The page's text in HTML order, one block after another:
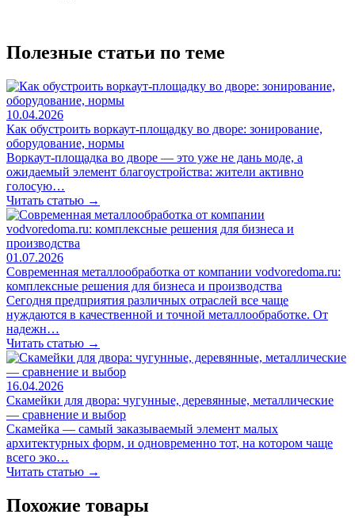
Полезные статьи по теме
10.04.2026
Как обустроить воркаут-площадку во дворе: зонирование,
оборудование, нормы
Воркаут-площадка во дворе — это уже не дань моде, а
ожидаемый элемент благоустройства: жители активно
голосую…
Читать статью →
01.07.2026
Современная металлообработка от компании vodvoredoma.ru:
комплексные решения для бизнеса и производства
Сегодня предприятия различных отраслей все чаще
нуждаются в качественной и точной металлообработке. От
надежн…
Читать статью →
16.04.2026
Скамейки для двора: чугунные, деревянные, металлические
— сравнение и выбор
Скамейка — самый заказываемый элемент малых
архитектурных форм, и одновременно тот, на котором чаще
всего эко…
Читать статью →
Похожие товары